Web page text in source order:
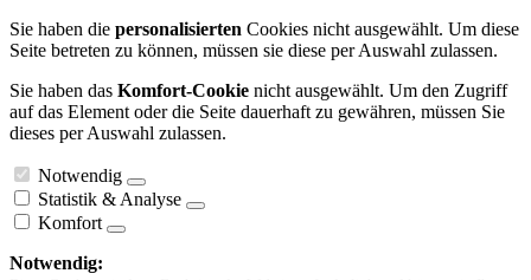
Sie haben die personalisierten Cookies nicht ausgewählt. Um diese
Seite betreten zu können, müssen sie diese per Auswahl zulassen.
Sie haben das Komfort-Cookie nicht ausgewählt. Um den Zugriff
auf das Element oder die Seite dauerhaft zu gewähren, müssen Sie
dieses per Auswahl zulassen.
Notwendig
Statistik & Analyse
Komfort
Notwendig: